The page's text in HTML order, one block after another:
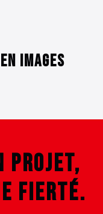
images
PROJET,
FIERTÉ.